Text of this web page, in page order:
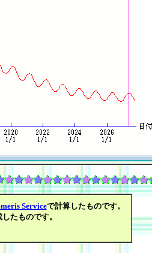
Serviceで計算したものです。
たものです。